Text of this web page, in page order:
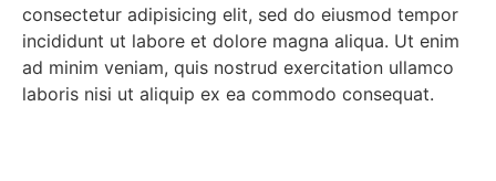
consectetur adipisicing elit, sed do eiusmod tempor
incididunt ut labore et dolore magna aliqua. Ut enim
ad minim veniam, quis nostrud exercitation ullamco
laboris nisi ut aliquip ex ea commodo consequat.